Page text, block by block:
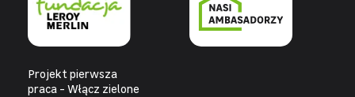
Projekt pierwsza
praca - Włącz zielone